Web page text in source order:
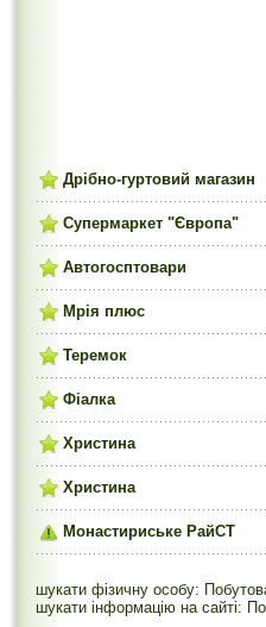
Дрібно-гуртовий магазин
Супермаркет "Європа"
Автогосптовари
Мрія плюс
Теремок
Фіалка
Христина
Христина
Монастириське РайСТ
шукати фізичну особу:
шукати інформацію на сайті: